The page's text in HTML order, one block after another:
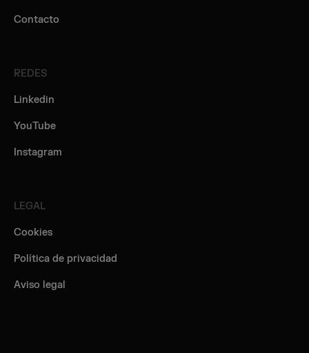
Contacto
REDES
Linkedin
YouTube
Instagram
LEGAL
Cookies
Política de privacidad
Aviso legal